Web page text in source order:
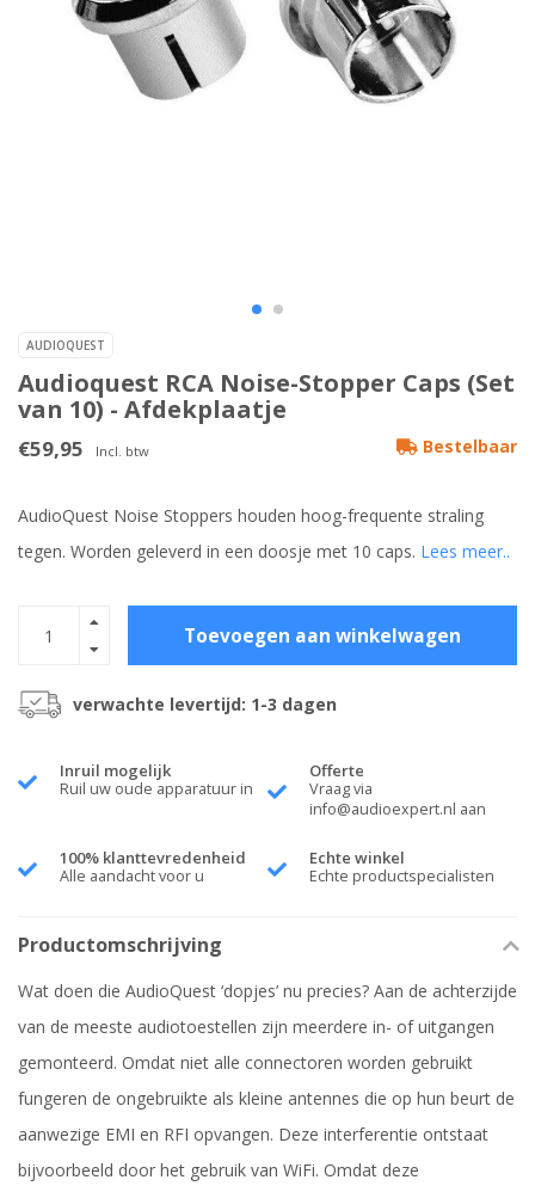
AUDIOQUEST
Audioquest RCA Noise-Stopper Caps (Set
van 10) - Afdekplaatje
€59,95 Incl. btw Bestelbaar
AudioQuest Noise Stoppers houden hoog-frequente straling
tegen. Worden geleverd in een doosje met 10 caps. Lees meer..
Toevoegen aan winkelwagen
verwachte levertijd: 1-3 dagen
Inruil mogelijk
Ruil uw oude apparatuur in
Offerte
Vraag via
info@audioexpert.nl aan
100% klanttevredenheid
Alle aandacht voor u
Echte winkel
Echte productspecialisten
Productomschrijving
Wat doen die AudioQuest ‘dopjes’ nu precies? Aan de achterzijde
van de meeste audiotoestellen zijn meerdere in- of uitgangen
gemonteerd. Omdat niet alle connectoren worden gebruikt
fungeren de ongebruikte als kleine antennes die op hun beurt de
aanwezige EMI en RFI opvangen. Deze interferentie ontstaat
bijvoorbeeld door het gebruik van WiFi. Omdat deze